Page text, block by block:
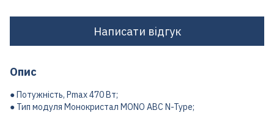
Написати відгук
Опис
● Потужність, Pmax 470 Вт;
● Тип модуля Монокристал MONO ABC N-Type;